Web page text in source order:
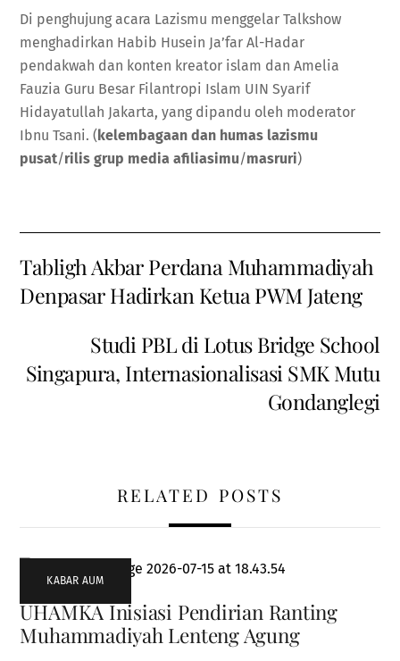
Di penghujung acara Lazismu menggelar Talkshow
menghadirkan Habib Husein Ja’far Al-Hadar
pendakwah dan konten kreator islam dan Amelia
Fauzia Guru Besar Filantropi Islam UIN Syarif
Hidayatullah Jakarta, yang dipandu oleh moderator
Ibnu Tsani. (kelembagaan dan humas lazismu
pusat/rilis grup media afiliasimu/masruri)
Tabligh Akbar Perdana Muhammadiyah
Denpasar Hadirkan Ketua PWM Jateng
Studi PBL di Lotus Bridge School
Singapura, Internasionalisasi SMK Mutu
Gondanglegi
RELATED POSTS
KABAR AUM
UHAMKA Inisiasi Pendirian Ranting
Muhammadiyah Lenteng Agung